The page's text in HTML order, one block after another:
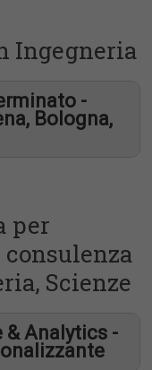
Ingegneria
-
Bologna,
per
Scienze
& Analytics -